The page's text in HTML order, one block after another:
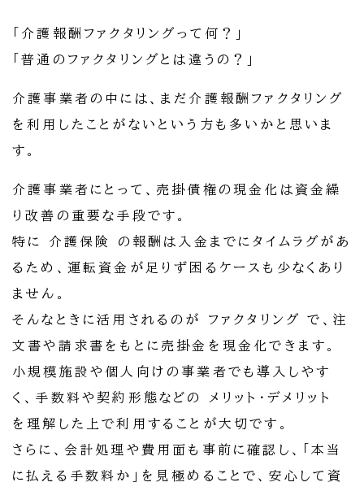
「介護報酬ファクタリングって何？」
「普通のファクタリングとは違うの？」
介護事業者の中には、まだ介護報酬ファクタリング
を利用したことがないという方も多いかと思いま
す。
介護事業者にとって、売掛債権の現金化は資金繰
り改善の重要な手段です。
特に 介護保険 の報酬は入金までにタイムラグがあ
るため、運転資金が足りず困るケースも少なくあり
ません。
そんなときに活用されるのが ファクタリング で、注
文書や請求書をもとに売掛金を現金化できます。
小規模施設や個人向けの事業者でも導入しやす
く、手数料や契約形態などの メリット・デメリット
を理解した上で利用することが大切です。
さらに、会計処理や費用面も事前に確認し、「本当
に払える手数料か」を見極めることで、安心して資